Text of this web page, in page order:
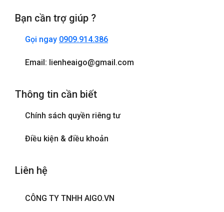
Điện thoại
Phòng tắm đứng
Bạn cần trợ giúp ?
Gọi ngay 0909.914.386
Email: lienheaigo@gmail.com
Thông tin cần biết
Chính sách quyền riêng tư
Điều kiện & điều khoản
Liên hệ
CÔNG TY TNHH AIGO.VN